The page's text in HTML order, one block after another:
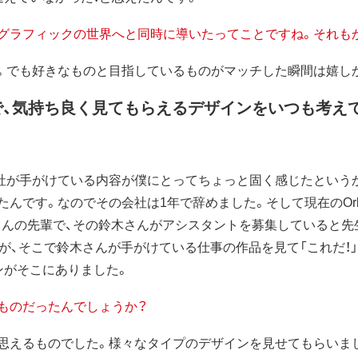
フィックの世界へと同時に導いたってことですね。それも
でも好きなものと目指しているものがマッチした瞬間は嬉し
気持ち良く見てもらえるデザインをいつも考え
手がけている内容が僕にとってちょっと固く感じたという
です。なのでその会社は1年で辞めました。そして現在の
の先輩で、その鈴木さんがアシスタントを募集していると
そこで鈴木さんが手がけている仕事の作品を見て「これだ
そこにありました。
だったんでしょうか？
るものでした。様々なタイプのデザインを見せてもらいま